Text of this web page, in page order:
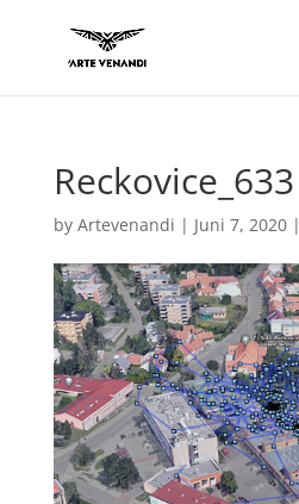
Reckovice_633
by Artevenandi | Juni 7, 2020|